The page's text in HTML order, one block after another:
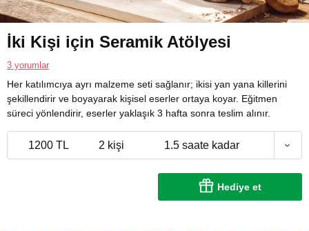
İki Kişi için Seramik Atölyesi
3 yorumlar
Her katılımcıya ayrı malzeme seti sağlanır; ikisi yan yana killerini
şekillendirir ve boyayarak kişisel eserler ortaya koyar. Eğitmen
süreci yönlendirir, eserler yaklaşık 3 hafta sonra teslim alınır.
1200 TL 2 kişi 1.5 saate kadar
Hediye et